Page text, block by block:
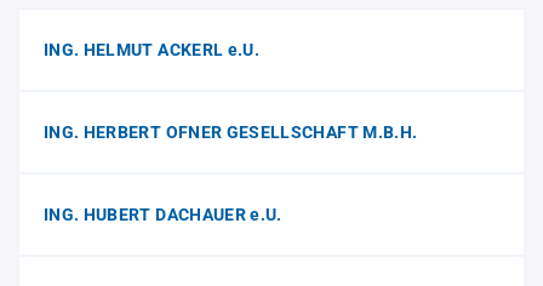
ING. HELMUT ACKERL e.U.
ING. HERBERT OFNER GESELLSCHAFT M.B.H.
ING. HUBERT DACHAUER e.U.